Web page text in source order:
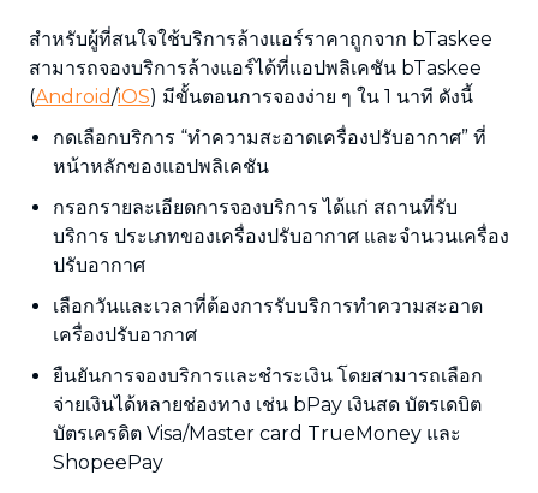
สำหรับผู้ที่สนใจใช้บริการล้างแอร์ราคาถูกจาก bTaskee
สามารถจองบริการล้างแอร์ได้ที่แอปพลิเคชัน bTaskee
(Android/iOS) มีขั้นตอนการจองง่าย ๆ ใน 1 นาที ดังนี้
กดเลือกบริการ “ทำความสะอาดเครื่องปรับอากาศ” ที่
หน้าหลักของแอปพลิเคชัน
กรอกรายละเอียดการจองบริการ ได้แก่ สถานที่รับ
บริการ ประเภทของเครื่องปรับอากาศ และจำนวนเครื่อง
ปรับอากาศ
เลือกวันและเวลาที่ต้องการรับบริการทำความสะอาด
เครื่องปรับอากาศ
ยืนยันการจองบริการและชำระเงิน โดยสามารถเลือก
จ่ายเงินได้หลายช่องทาง เช่น bPay เงินสด บัตรเดบิต
บัตรเครดิต Visa/Master card TrueMoney และ
ShopeePay